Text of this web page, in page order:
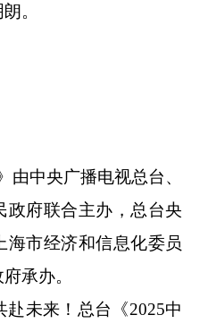
。
由中央广播电视总台、
政府联合主办，总台央
海市经济和信息化委员
承办。
未来！总台《2025中